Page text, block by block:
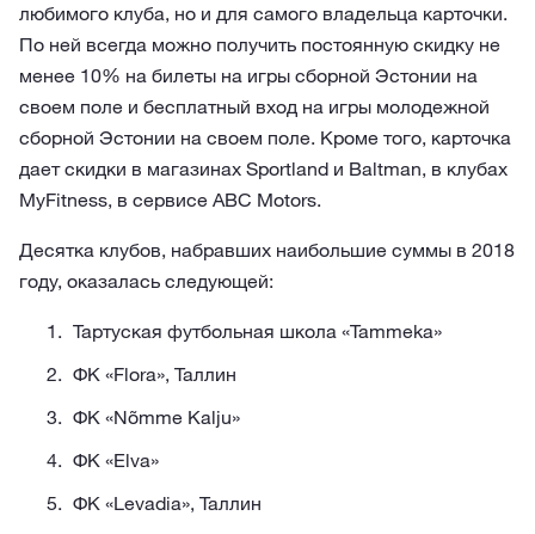
любимого клуба, но и для самого владельца карточки.
По ней всегда можно получить постоянную скидку не
менее 10% на билеты на игры сборной Эстонии на
своем поле и бесплатный вход на игры молодежной
сборной Эстонии на своем поле. Кроме того, карточка
дает скидки в магазинах Sportland и Baltman, в клубах
MyFitness, в сервисе ABC Motors.
Десятка клубов, набравших наибольшие суммы в 2018
году, оказалась следующей:
Тартуская футбольная школа «Tammeka»
ФК «Flora», Таллин
ФК «Nõmme Kalju»
ФК «Elva»
ФК «Levadia», Таллин